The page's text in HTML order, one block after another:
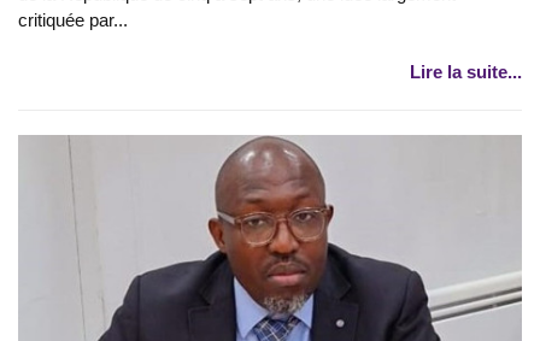
critiquée par...
Lire la suite...